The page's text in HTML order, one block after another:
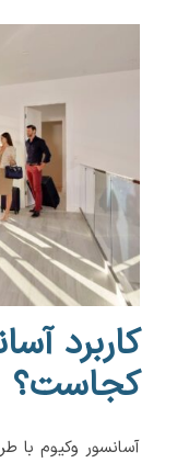
کاربرد
کجاست؟
آسانسور وکیوم با